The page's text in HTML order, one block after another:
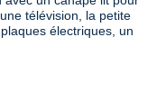
télévision, la petite
électriques, un